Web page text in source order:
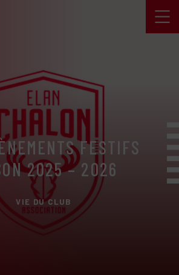
FESTIFS
2025 – 2026
VIE DU CLUB